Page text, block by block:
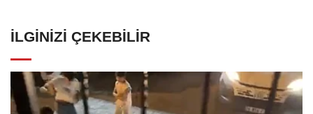
İLGINIZI ÇEKEBILIR